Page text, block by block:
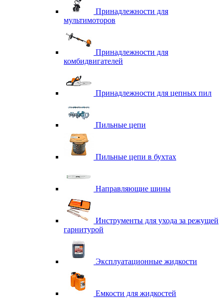
Принадлежности для
мультимоторов
Принадлежности для
комбидвигателей
Принадлежности для цепных пил
Пильные цепи
Пильные цепи в бухтах
Направляющие шины
Инструменты для ухода за режущей
гарнитурой
Эксплуатационные жидкости
Емкости для жидкостей